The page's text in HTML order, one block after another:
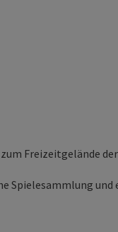
Freizeitgelände
Spielesammlung und